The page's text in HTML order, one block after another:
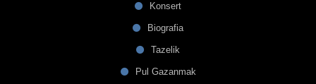
Konsert
Biografia
Tazelik
Pul Gazanmak